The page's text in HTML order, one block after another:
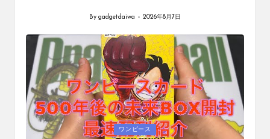
Posted
Bygadgetdaiwa 2026年8月7日
Posted ワンピース